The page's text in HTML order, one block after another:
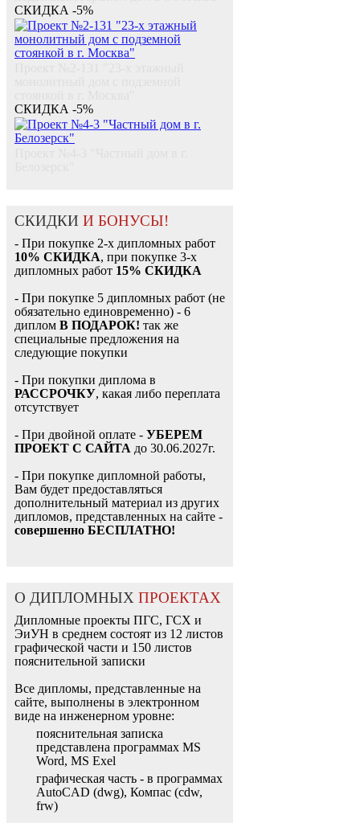
СКИДКА -5%
СКИДКА -5%
СКИДКИ И БОНУСЫ!
- При покупке 2-х дипломных работ
10% СКИДКА, при покупке 3-х
дипломных работ 15% СКИДКА
- При покупке 5 дипломных работ (не
обязательно единовременно) - 6
диплом В ПОДАРОК! так же
специальные предложения на
следующие покупки
- При покупки диплома в
РАССРОЧКУ, какая либо переплата
отсутствует
- При двойной оплате - УБЕРЕМ
ПРОЕКТ С САЙТА до 30.06.2027г.
- При покупке дипломной работы,
Вам будет предоставляться
дополнительный материал из других
дипломов, представленных на сайте -
совершенно БЕСПЛАТНО!
О ДИПЛОМНЫХ ПРОЕКТАХ
Дипломные проекты ПГС, ГСХ и
ЭиУН в среднем состоят из 12 листов
графической части и 150 листов
пояснительной записки
Все дипломы, представленные на
сайте, выполнены в электронном
виде на инженерном уровне:
пояснительная записка
представлена программах MS
Word, MS Exel
графическая часть - в программах
AutoCAD (dwg), Компас (cdw,
frw)